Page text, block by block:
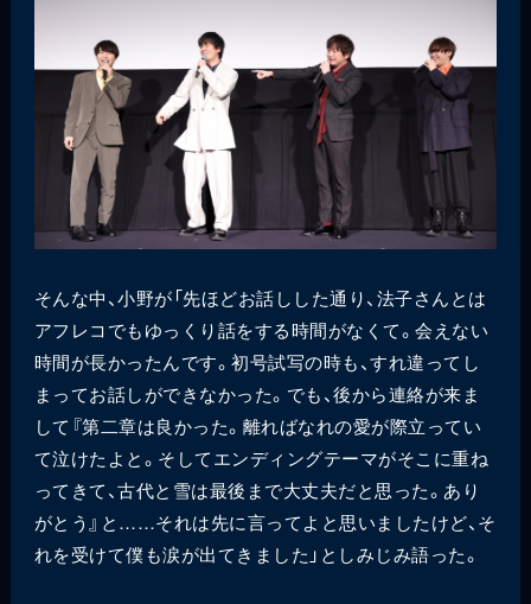
そんな中、小野が「先ほどお話しした通り、法子さんとは
アフレコでもゆっくり話をする時間がなくて。会えない
時間が長かったんです。初号試写の時も、すれ違ってし
まってお話しができなかった。でも、後から連絡が来ま
して『第二章は良かった。離ればなれの愛が際立ってい
て泣けたよと。そしてエンディングテーマがそこに重ね
ってきて、古代と雪は最後まで大丈夫だと思った。あり
がとう』と……それは先に言ってよと思いましたけど、そ
れを受けて僕も涙が出てきました」としみじみ語った。